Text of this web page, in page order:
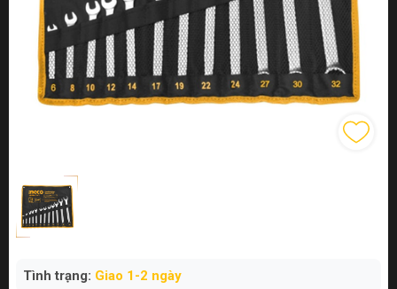
Tình trạng: Giao 1-2 ngày